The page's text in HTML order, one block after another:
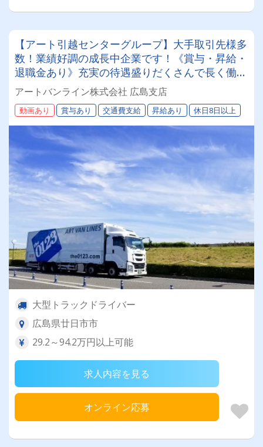
【アート引越センターグループ】大手取引先様多
数！業績好調の成長中企業です！《賞与・昇給・
退職金あり》充実の待遇盛りだくさんで長く働け
ます！《大型ドライバー》★未経験ＯＫ★仕事と
プライベートの両立が叶う環境です♪【紹介者制
度あり！】
アートバンライン株式会社 広島支店
動画あり 賞与あり 交通費支給 昇給あり 休日8日以上
大型トラックドライバー
広島県廿日市市
29.2～94.2万円以上可能
求人内容を見る
オンライン応募